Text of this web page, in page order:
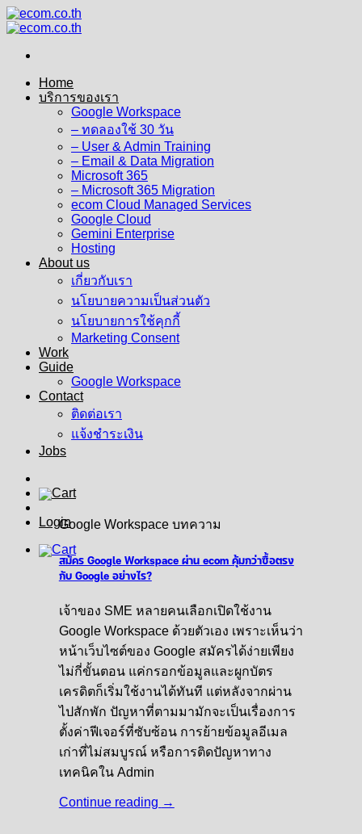
Skip
to
Home
บริการของเรา
Google Workspace
– ทดลองใช้ 30 วัน
– User & Admin Training
– Email & Data Migration
Microsoft 365
– Microsoft 365 Migration
ecom Cloud Managed Services
Google Cloud
Gemini Enterprise
Hosting
About us
เกี่ยวกับเรา
นโยบายความเป็นส่วนตัว
นโยบายการใช้คุกกี้
Marketing Consent
Work
Guide
Google Workspace
Contact
ติดต่อเรา
แจ้งชำระเงิน
Jobs
LoginGoogle Workspace บทความ
สมัคร Google Workspace ผ่าน ecom คุ้มกว่าซื้อตรง
กับ Google อย่างไร?
เจ้าของ SME หลายคนเลือกเปิดใช้งาน
Google Workspace ด้วยตัวเอง เพราะเห็นว่า
หน้าเว็บไซต์ของ Google สมัครได้ง่ายเพียง
ไม่กี่ขั้นตอน แค่กรอกข้อมูลและผูกบัตร
เครดิตก็เริ่มใช้งานได้ทันที แต่หลังจากผ่าน
ไปสักพัก ปัญหาที่ตามมามักจะเป็นเรื่องการ
ตั้งค่าฟีเจอร์ที่ซับซ้อน การย้ายข้อมูลอีเมล
เก่าที่ไม่สมบูรณ์ หรือการติดปัญหาทาง
เทคนิคใน Admin
Continue reading →